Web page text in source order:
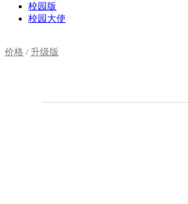
校园版
校园大使
价格 / 升级版